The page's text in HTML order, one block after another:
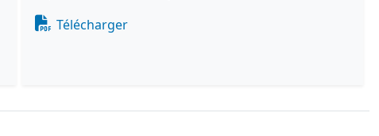
Document
Télécharger